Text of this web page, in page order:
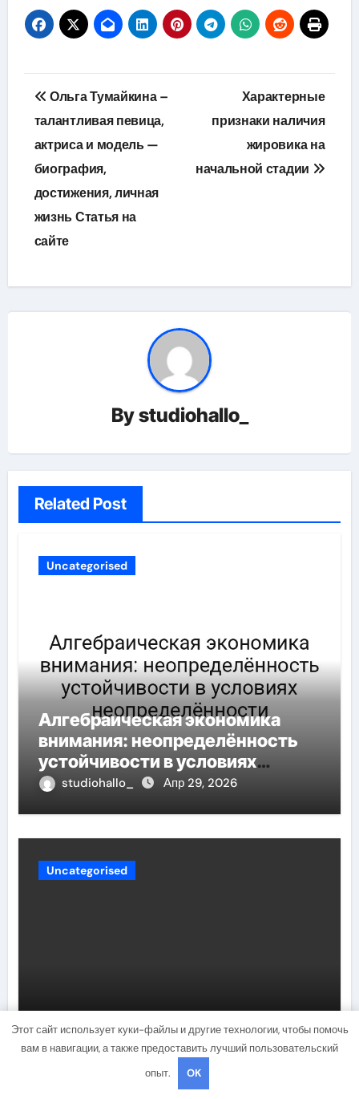
Навигация
по
записям
Ольга Тумайкина –
талантливая певица,
актриса и модель —
биография,
достижения, личная
жизнь Статья на
сайте
Характерные
признаки наличия
жировика на
начальной стадии
Bystudiohallo_
Related Post
Uncategorised
Алгебраическая экономика
внимания: неопределённость
устойчивости в условиях
неопределённости
studiohallo_ Апр 29, 2026
Uncategorised
Олеся Фаттахова — биография,
национальность, личная жизнь,
муж, дети, фото!
Мар 17, 2022
Этот сайт использует куки-файлы и другие технологии, чтобы помочь
вам в навигации, а также предоставить лучший пользовательский
опыт.
OK